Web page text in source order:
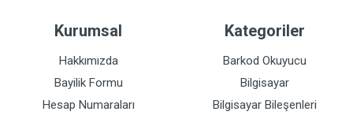
Kurumsal
Hakkımızda
Bayilik Formu
Hesap Numaraları
Kategoriler
Barkod Okuyucu
Bilgisayar
Bilgisayar Bileşenleri